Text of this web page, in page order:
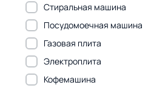
Стиральная машина
Посудомоечная машина
Газовая плита
Электроплита
Кофемашина